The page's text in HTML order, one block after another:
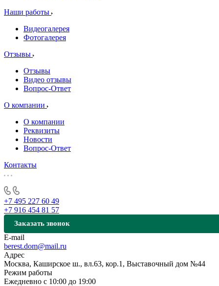
Наши работы
Видеогалерея
Фотогалерея
Отзывы
Отзывы
Видео отзывы
Вопрос-Ответ
О компании
О компании
Реквизиты
Новости
Вопрос-Ответ
Контакты
+7 495 227 60 49
+7 916 454 81 57
Заказать звонок
E-mail
berest.dom@mail.ru
Адрес
Москва, Каширское ш., вл.63, кор.1, Выставочный дом №44
Режим работы
Ежедневно с 10:00 до 19:00